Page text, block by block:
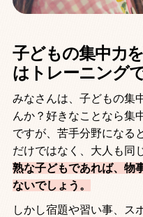
子どもの集中力
はトレーニング
みなさんは、子どもの集
んか？好きなことなら集
ですが、苦手分野になる
だけではなく、大人も同
熟な子どもであれば、物
ないでしょう。
しかし宿題や習い事、ス